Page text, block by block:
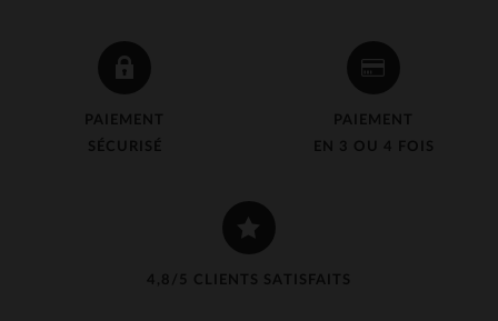
PAIEMENT
SÉCURISÉ
PAIEMENT
EN 3 OU 4 FOIS
4,8/5 CLIENTS SATISFAITS